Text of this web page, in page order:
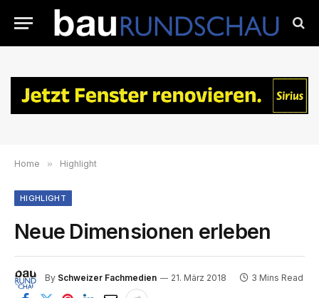
Home » Highlight
HIGHLIGHT
Neue Dimensionen erleben
By Schweizer Fachmedien 21. März 2018 3 Mins Read